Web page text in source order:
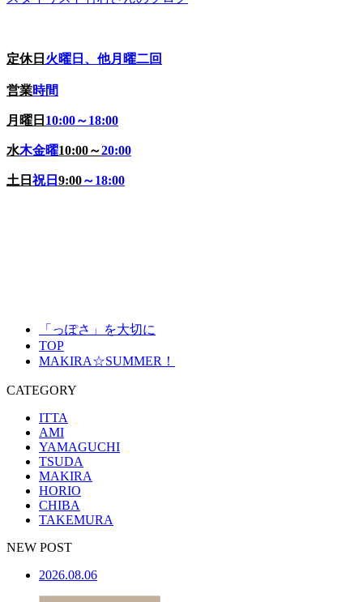
定休日 火曜日、他月曜二回
営業時間
月曜日 10:00～18:00
水木金曜10:00～20:00
土日祝日 9:00～18:00
「っぽさ」を大切に
TOP
MAKIRA☆SUMMER！
CATEGORY
ITTA
AMI
YAMAGUCHI
TSUDA
MAKIRA
HORIO
CHIBA
TAKEMURA
NEW POST
2026.08.06